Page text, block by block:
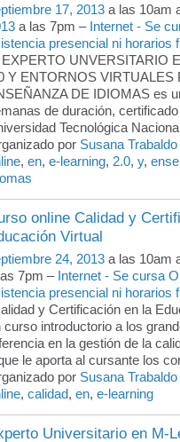
17, 2013 a las 10am
a las 7pm – Internet - Se
presencial ni horarios
EXPERTO UNVERSITARIO
Y ENTORNOS VIRTUALES
DE IDIOMAS es
de duración,
Tecnológica
por Susana Trabaldo
, en, e-learning, 2.0, y,
online Calidad y
Virtual
24, 2013 a las 10am
7pm – Internet - Se cursa
presencial ni horarios
y Certificación en la
curso introductorio a los
en la gestión de la
le aporta al cursante los
por Susana Trabaldo
, calidad, en, e-learning
Universitario en M-